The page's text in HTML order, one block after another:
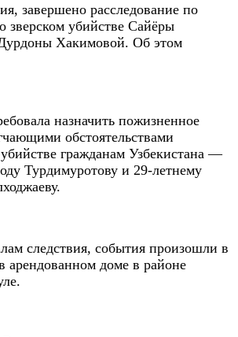
завершено расследование по
зверском убийстве Сайёры
Хакимовой. Об этом
назначить пожизненное
обстоятельствами
гражданам Узбекистана —
Турдимуротову и 29-летнему
следствия, события произошли в
арендованном доме в районе